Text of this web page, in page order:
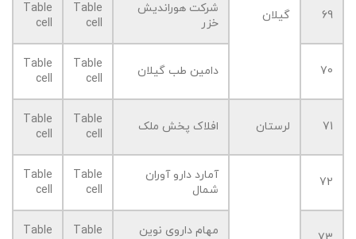
گیلان 69
شرکت هوراندیش
خزر
Table
cell
Table
cell
70 دامین طب گیلان
Table
cell
Table
cell
71 لرستان افلاک پخش ملک
Table
cell
Table
cell
72
آمارد دارو آوران
شمال
Table
cell
Table
cell
مهام داروی نوین
Table
Table